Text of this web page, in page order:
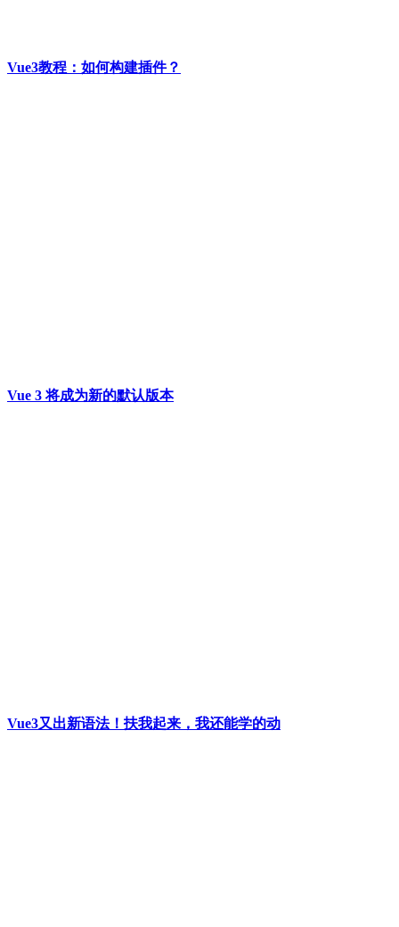
Vue3教程：如何构建插件？
Vue 3 将成为新的默认版本
Vue3又出新语法！扶我起来，我还能学的动